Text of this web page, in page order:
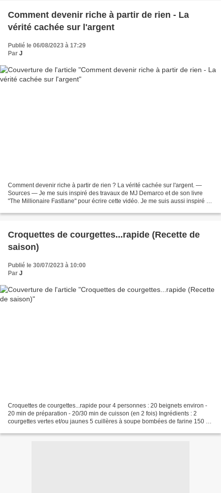
Comment devenir riche à partir de rien - La
vérité cachée sur l'argent
Publié le 06/08/2023 à 17:29
Par J
Comment devenir riche à partir de rien ? La vérité cachée sur l'argent. —
Sources — Je me suis inspiré des travaux de MJ Demarco et de son livre
"The Millionaire Fastlane" pour écrire cette vidéo. Je me suis aussi inspiré de
Croquettes de courgettes...rapide (Recette de
saison)
Publié le 30/07/2023 à 10:00
Par J
Croquettes de courgettes...rapide pour 4 personnes : 20 beignets environ -
20 min de préparation - 20/30 min de cuisson (en 2 fois) Ingrédients : 2
courgettes vertes et/ou jaunes 5 cuillères à soupe bombées de farine 150 gr